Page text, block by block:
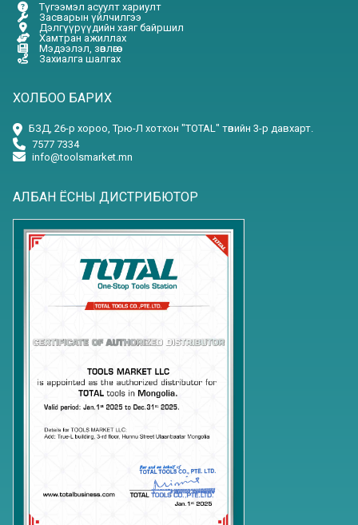
Түгээмэл асуулт хариулт
Засварын үйлчилгээ
Дэлгүүрүүдийн хаяг байршил
Хамтран ажиллах
Мэдээлэл, зөвлөгөө
Захиалга шалгах
ХОЛБОО БАРИХ
БЗД, 26-р хороо, Трю-Л хотхон "TOTAL" төвийн 3-р давхарт.
7577 7334
info@toolsmarket.mn
АЛБАН ЁСНЫ ДИСТРИБЮТОР